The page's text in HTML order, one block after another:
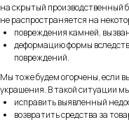
на скрытый производственный
не распространяется на
повреждения камней,
деформацию формы
повреждений.
Мы тоже будем огорчены, если
украшения. В такой ситуации
исправить выявленный
возвратить средства за